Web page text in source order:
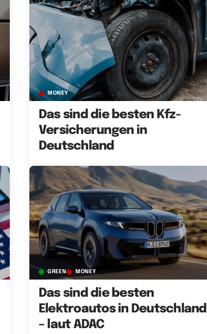
MONEY
Das sind die besten Kfz-
Versicherungen in
Deutschland
GREEN MONEY
Das sind die besten
Elektroautos in Deutschland
– laut ADAC